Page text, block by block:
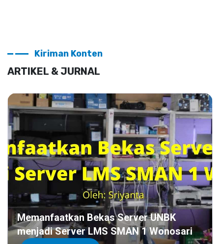
Kiriman Konten
ARTIKEL & JURNAL
Memanfaatkan Bekas Server UNBK
menjadi Server LMS SMAN 1 Wonosari